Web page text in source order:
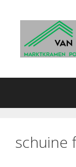
inhoud
schuine